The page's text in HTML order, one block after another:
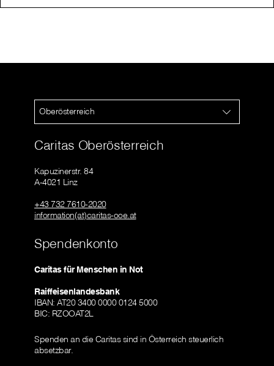
Oberösterreich
Caritas Oberösterreich
Kapuzinerstr. 84
A-4021 Linz
+43 732 7610-2020
information(at)caritas-ooe.at
Spendenkonto
Caritas für Menschen in Not
Raiffeisenlandesbank
IBAN: AT20 3400 0000 0124 5000
BIC: RZOOAT2L
Spenden an die Caritas sind in Österreich steuerlich
absetzbar.